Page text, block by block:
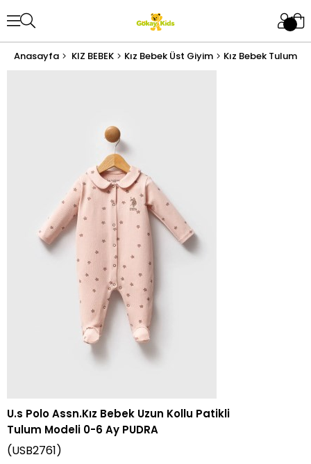
Anasayfa KIZ BEBEK Kız Bebek Üst Giyim Kız Bebek Tulum
U.s Polo Assn.Kız Bebek Uzun Kollu Patikli
Tulum Modeli 0-6 Ay PUDRA
(USB2761)